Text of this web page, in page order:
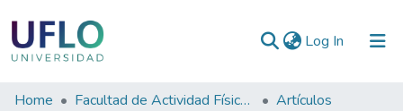
Log In (current)
Communities
Home Facultad de Actividad Física y Deporte
Artículos